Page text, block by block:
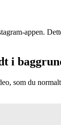
appen.
i
som du